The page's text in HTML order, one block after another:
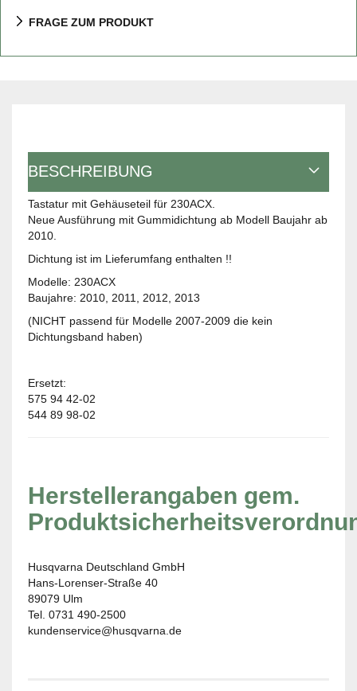
FRAGE ZUM PRODUKT
BESCHREIBUNG
Tastatur mit Gehäuseteil für 230ACX.
Neue Ausführung mit Gummidichtung ab Modell Baujahr ab
2010.
Dichtung ist im Lieferumfang enthalten !!
Modelle: 230ACX
Baujahre: 2010, 2011, 2012, 2013
(NICHT passend für Modelle 2007-2009 die kein
Dichtungsband haben)
Ersetzt:
575 94 42-02
544 89 98-02
Herstellerangaben gem.
Husqvarna Deutschland GmbH
Hans-Lorenser-Straße 40
89079 Ulm
Tel. 0731 490-2500
kundenservice@husqvarna.de